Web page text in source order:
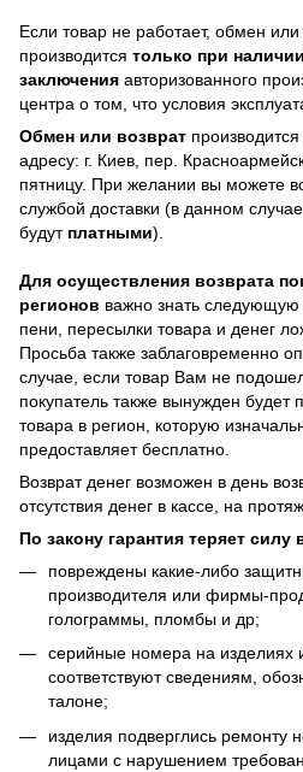
Если товар не работает, обмен или
производится только при наличии
заключения авторизованного
центра о том, что условия
Обмен или возврат
адресу: г. Киев, пер.
пятницу. При желании вы можете
службой доставки (в данном
будут платными).
Для осуществления возврата
регионов важно знать
пени, пересылки товара и денег
Просьба также заблаговременно
случае, если товар Вам не
покупатель также вынужден будет
товара в регион, которую
предоставляет бесплатно.
Возврат денег возможен в день
отсутствия денег в кассе, на
По закону гарантия теряет
повреждены какие-либо
производителя или фирмы-
голограммы, пломбы и др;
серийные номера на изделиях
соответствуют сведениям,
талоне;
изделия подверглись ремонту
лицами с нарушением